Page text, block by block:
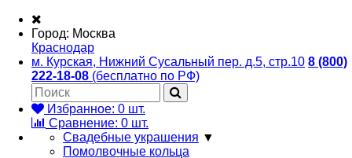
Город: Москва
Краснодар
м. Курская, Нижний Сусальный пер. д.5, стр.10 8 (800)
222-18-08 (бесплатно по РФ)
Избранное: 0 шт.
Сравнение: 0 шт.
Свадебные украшения ▼
Помолвочные кольца